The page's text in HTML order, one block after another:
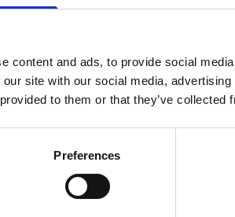
content and ads, to provide social
site with our social media,
to them or that they’ve
Preferences
matning av
upp och filterkakan
utnyttjandegrad av
endast
har få slitdelar,
i tre storlekar för
i rostfritt stål